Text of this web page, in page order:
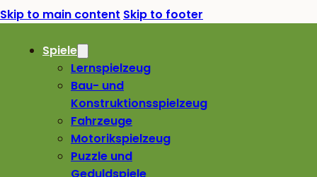
Skip to main content Skip to footer
Spiele
Lernspielzeug
Bau- und
Konstruktionsspielzeug
Fahrzeuge
Motorikspielzeug
Puzzle und